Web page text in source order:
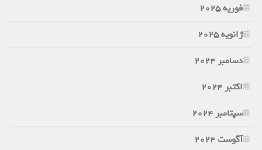
فوریه 2025
ژانویه 2025
دسامبر 2024
اکتبر 2024
سپتامبر 2024
آگوست 2024